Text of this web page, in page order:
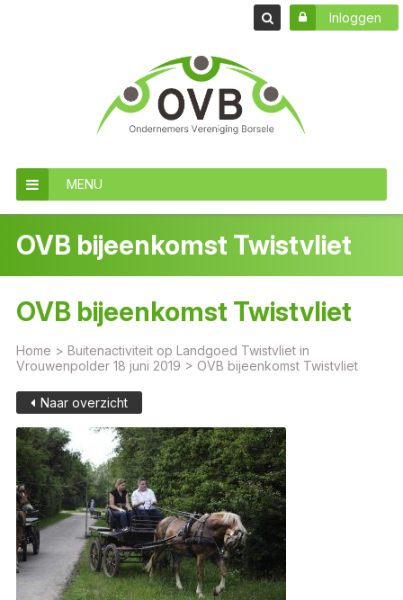
Inloggen
MENU
OVB bijeenkomst Twistvliet
OVB bijeenkomst Twistvliet
Home > Buitenactiviteit op Landgoed Twistvliet in
Vrouwenpolder 18 juni 2019 > OVB bijeenkomst Twistvliet
Naar overzicht